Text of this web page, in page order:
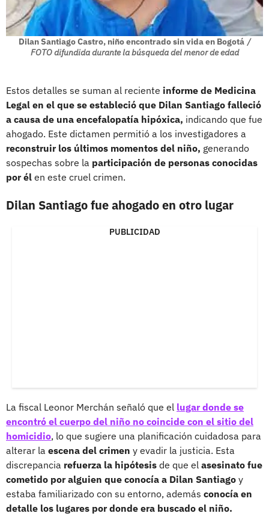
Dilan Santiago Castro, niño encontrado sin vida en Bogotá /
FOTO difundida durante la búsqueda del menor de edad
Estos detalles se suman al reciente informe de Medicina
Legal en el que se estableció que Dilan Santiago falleció
a causa de una encefalopatía hipóxica, indicando que fue
ahogado. Este dictamen permitió a los investigadores a
reconstruir los últimos momentos del niño, generando
sospechas sobre la participación de personas conocidas
por él en este cruel crimen.
Dilan Santiago fue ahogado en otro lugar
PUBLICIDAD
La fiscal Leonor Merchán señaló que el lugar donde se
encontró el cuerpo del niño no coincide con el sitio del
homicidio, lo que sugiere una planificación cuidadosa para
alterar la escena del crimen y evadir la justicia. Esta
discrepancia refuerza la hipótesis de que el asesinato fue
cometido por alguien que conocía a Dilan Santiago y
estaba familiarizado con su entorno, además conocía en
detalle los lugares por donde era buscado el niño.